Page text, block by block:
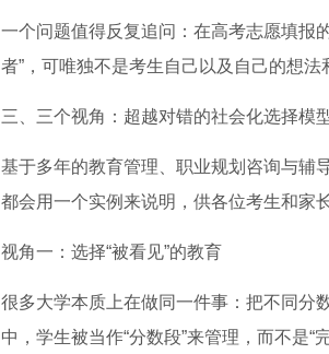
一个问题值得反复追问：在高考志愿填报
者”，可唯独不是考生自己以及自己的想法
三、三个视角：超越对错的社会化选择模
基于多年的教育管理、职业规划咨询与辅
都会用一个实例来说明，供各位考生和家
视角一：选择“被看见”的教育
很多大学本质上在做同一件事：把不同分
中，学生被当作“分数段”来管理，而不是“